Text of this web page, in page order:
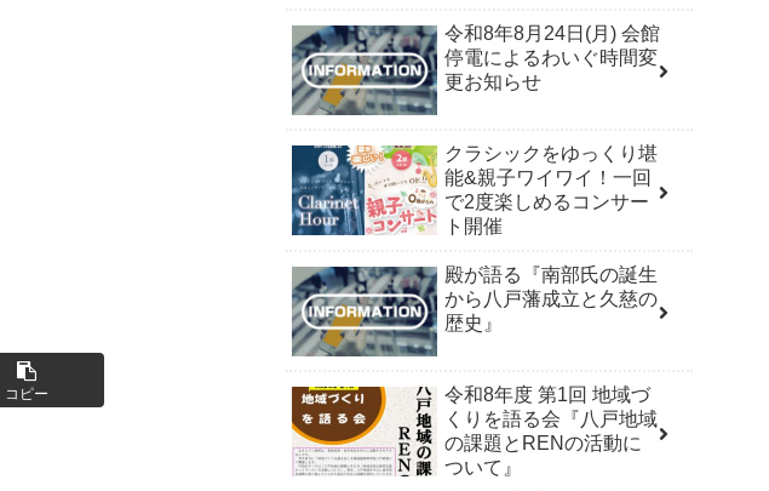
コピー
令和8年8月24日(月) 会館
停電によるわいぐ時間変
更お知らせ
クラシックをゆっくり堪
能&親子ワイワイ！一回
で2度楽しめるコンサー
ト開催
殿が語る『南部氏の誕生
から八戸藩成立と久慈の
歴史』
令和8年度 第1回 地域づ
くりを語る会『八戸地域
の課題とRENの活動に
ついて』